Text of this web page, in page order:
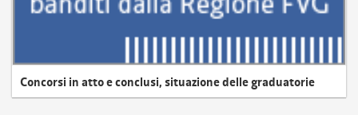
Concorsi in atto e conclusi, situazione delle graduatorie